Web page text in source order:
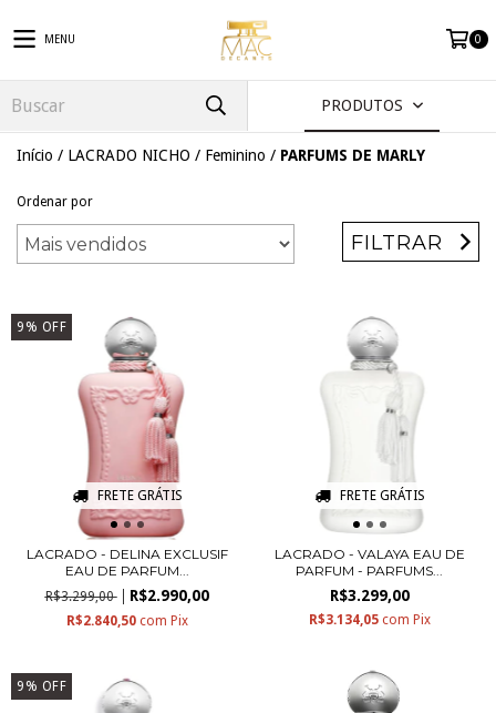
MENU 0
PRODUTOS
Início / LACRADO NICHO / Feminino / PARFUMS DE MARLY
Ordenar por
FILTRAR
9 % OFF
FRETE GRÁTIS
LACRADO - DELINA EXCLUSIF
EAU DE PARFUM...
R$3.299,00 R$2.990,00
R$2.840,50 com Pix
FRETE GRÁTIS
LACRADO - VALAYA EAU DE
PARFUM - PARFUMS...
R$3.299,00
R$3.134,05 com Pix
9 % OFF